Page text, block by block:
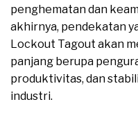
penghematan dan
akhirnya, pendekatan
Lockout Tagout akan
panjang berupa
produktivitas, dan
industri.